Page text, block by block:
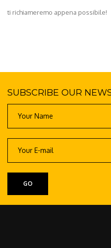
ti richiameremo appena possibile!
SUBSCRIBE OUR